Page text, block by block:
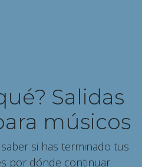
Salidas
músicos
si has terminado tus
por dónde continuar